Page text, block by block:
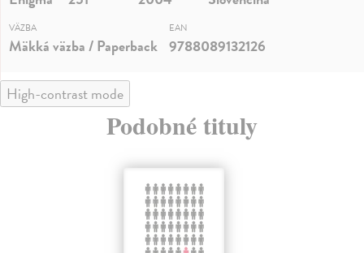
VÄZBA
Mäkká väzba / Paperback
EAN
9788089132126
High-contrast mode
Podobné tituly